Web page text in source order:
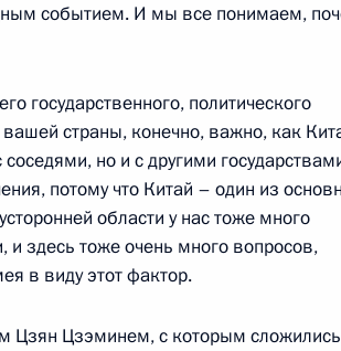
Белоруссии
Александром
событием. И мы все понимаем,
государственного, политического
страны, конечно, важно, как
но и с другими
потому что Китай – один из
области у нас тоже много
здесь тоже очень много вопросов,
в виду этот фактор.
Цзян Цзэминем, с которым